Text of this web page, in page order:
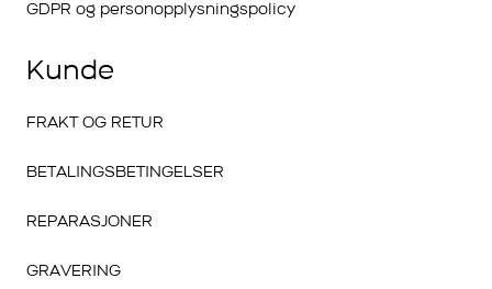
GDPR og personopplysningspolicy
Kunde
FRAKT OG RETUR
BETALINGSBETINGELSER
REPARASJONER
GRAVERING